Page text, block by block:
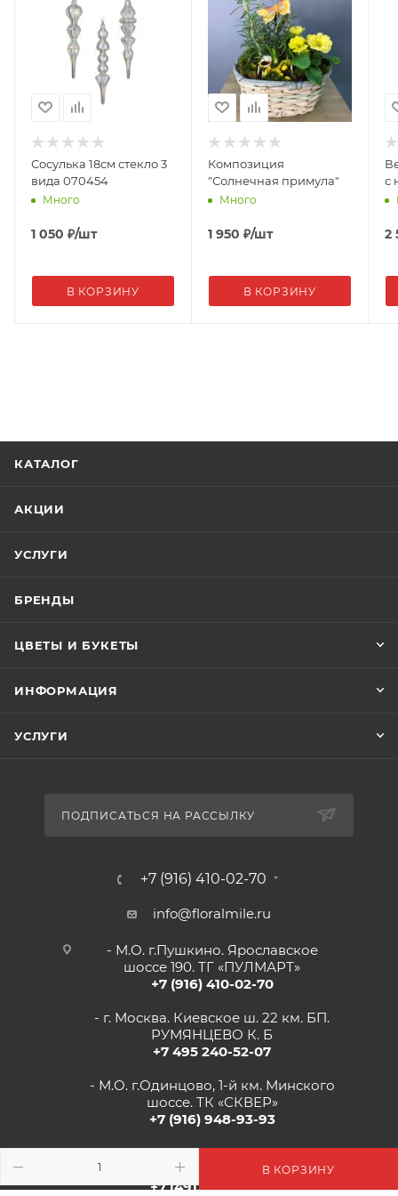
В КОРЗИНУ
Сосулька 18см стекло 3
вида 070454
Много
1 050 ₽/шт
В КОРЗИНУ
Композиция
"Солнечная примула"
Много
1 950 ₽/шт
В КОРЗИНУ
с
2
КАТАЛОГ
АКЦИИ
УСЛУГИ
БРЕНДЫ
ЦВЕТЫ И БУКЕТЫ
ИНФОРМАЦИЯ
УСЛУГИ
ПОДПИСАТЬСЯ НА РАССЫЛКУ
+7 (916) 410-02-70
info@floralmile.ru
- М.О. г.Пушкино. Ярославское
шоссе 190. ТГ «ПУЛМАРТ»
+7 (916) 410-02-70
- г. Москва. Киевское ш. 22 км. БП.
РУМЯНЦЕВО К. Б
+7 495 240-52-07
- М.О. г.Одинцово, 1-й км. Минского
шоссе. ТК «СКВЕР»
+7 (916) 948-93-93
- г.Рязань, Солотчинское шоссе д.2
ТК «АВРОРА»
+7 (4912) 77-82-04